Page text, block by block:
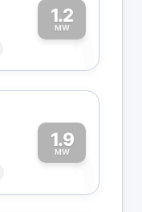
1.2
MW1
1.9
MW1